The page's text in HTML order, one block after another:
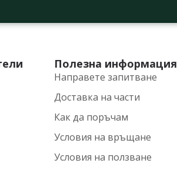
Полезна информация
Направете запитване
Доставка на части
Как да поръчам
Условия на връщане
Условия на ползване